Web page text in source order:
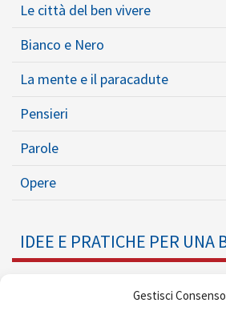
Gestisci Consenso
Le città del ben vivere
Bianco e Nero
La mente e il paracadute
Pensieri
Parole
Opere
IDEE E PRATICHE PER UNA